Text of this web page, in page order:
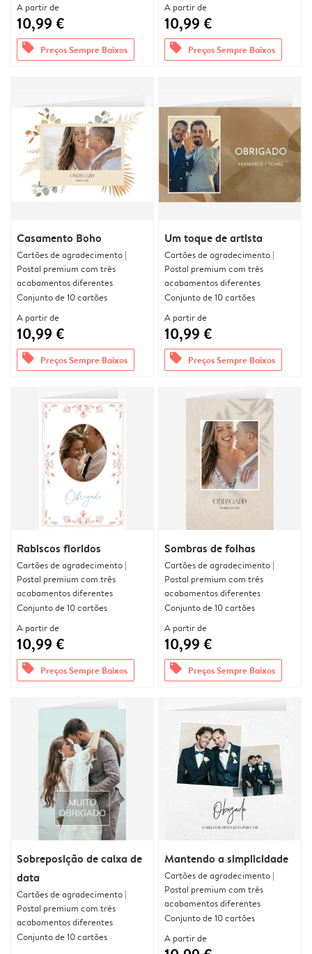
A partir de
10,99 €
offers Preços Sempre Baixos
A partir de
10,99 €
offers Preços Sempre Baixos
Casamento Boho
Cartões de agradecimento |
Postal premium com três
acabamentos diferentes
Conjunto de 10 cartões
A partir de
10,99 €
offers Preços Sempre Baixos
Um toque de artista
Cartões de agradecimento |
Postal premium com três
acabamentos diferentes
Conjunto de 10 cartões
A partir de
10,99 €
offers Preços Sempre Baixos
Rabiscos floridos
Cartões de agradecimento |
Postal premium com três
acabamentos diferentes
Conjunto de 10 cartões
A partir de
10,99 €
offers Preços Sempre Baixos
Sombras de folhas
Cartões de agradecimento |
Postal premium com três
acabamentos diferentes
Conjunto de 10 cartões
A partir de
10,99 €
offers Preços Sempre Baixos
Sobreposição de caixa de
data
Cartões de agradecimento |
Postal premium com três
acabamentos diferentes
Conjunto de 10 cartões
Mantendo a simplicidade
Cartões de agradecimento |
Postal premium com três
acabamentos diferentes
Conjunto de 10 cartões
A partir de